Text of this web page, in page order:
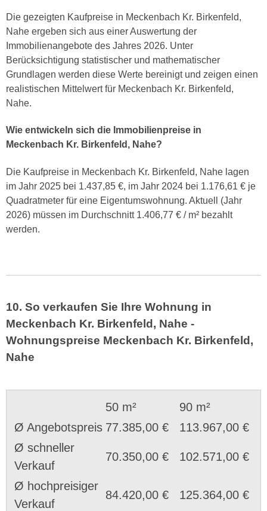
Die gezeigten Kaufpreise in Meckenbach Kr. Birkenfeld,
Nahe ergeben sich aus einer Auswertung der
Immobilienangebote des Jahres 2026. Unter
Berücksichtigung statistischer und mathematischer
Grundlagen werden diese Werte bereinigt und zeigen einen
realistischen Mittelwert für Meckenbach Kr. Birkenfeld,
Nahe.
Wie entwickeln sich die Immobilienpreise in
Meckenbach Kr. Birkenfeld, Nahe?
Die Kaufpreise in Meckenbach Kr. Birkenfeld, Nahe lagen
im Jahr 2025 bei 1.437,85 €, im Jahr 2024 bei 1.176,61 € je
Quadratmeter für eine Eigentumswohnung. Aktuell (Jahr
2026) müssen im Durchschnitt 1.406,77 € / m² bezahlt
werden.
10. So verkaufen Sie Ihre Wohnung in
Meckenbach Kr. Birkenfeld, Nahe -
Wohnungspreise Meckenbach Kr. Birkenfeld,
Nahe
50 m²
90 m²
Ø Angebotspreis 77.385,00 €
113.967,00 €
Ø schneller
Verkauf
70.350,00 € 102.571,00 €
Ø hochpreisiger
Verkauf
84.420,00 € 125.364,00 €